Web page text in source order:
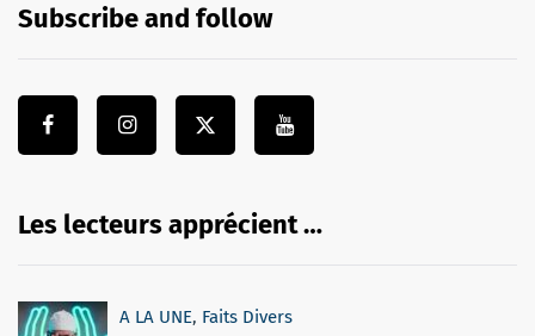
Subscribe and follow
Les lecteurs apprécient …
A LA UNE, Faits Divers